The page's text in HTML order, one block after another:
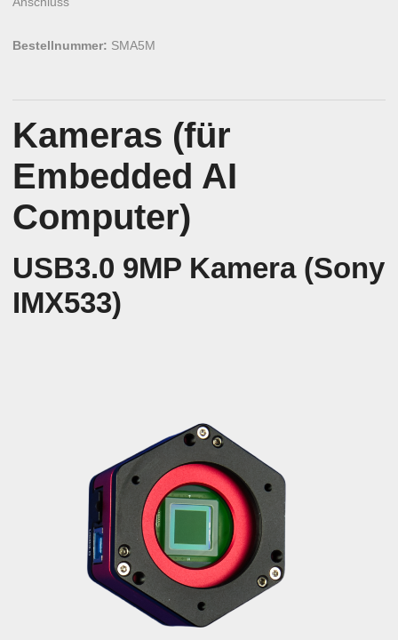
Bestellnummer: SMA5M
Kameras (für
Embedded AI
Computer)
USB3.0 9MP Kamera (Sony
IMX533)